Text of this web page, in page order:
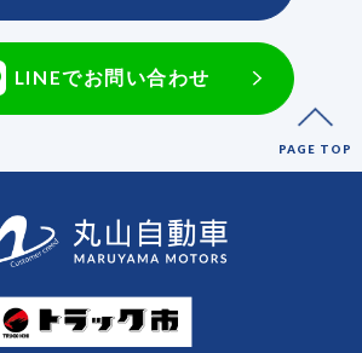
LINEでお問い合わせ
PAGE TOP